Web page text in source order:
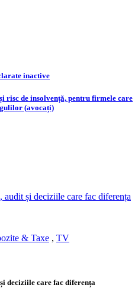
inactive
risc de insolvență, pentru firmele care
(avocați)
& Taxe , TV
deciziile care fac diferența